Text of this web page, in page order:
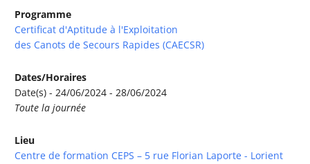
Programme
Certificat d'Aptitude à l'Exploitation
des Canots de Secours Rapides (CAECSR)
Dates/Horaires
Date(s) - 24/06/2024 - 28/06/2024
Toute la journée
Lieu
Centre de formation CEPS – 5 rue Florian Laporte - Lorient